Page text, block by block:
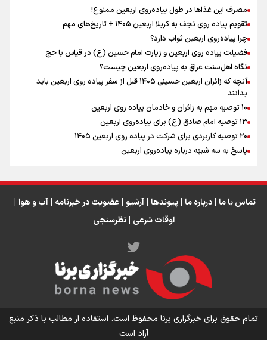
رابطه کارگر و کارفرما در اندیشه رهبر شهید: از تضاد به
زوجیت
اینفو برنا / جدول کامل فاصله مرز شلمچه تا شهرهای زیارتی
عراق
اینفو برنا/ میزان مالیات بر ارزش افزوده چقدر است؟
مصرف این غذاها در طول پیاده‌روی اربعین ممنوع!
تقویم پیاده روی نجف به کربلا اربعین ۱۴۰۵ + تاریخ‌های مهم
چرا پیاده‌روی اربعین ثواب دارد؟
فضیلت پیاده روی اربعین و زیارت امام حسین (ع) در قیاس با حج
نگاه اهل‌سنت عراق به پیاده‌روی اربعین چیست؟
آنچه که زائران اربعین حسینی ۱۴۰۵ قبل از سفر پیاده روی اربعین باید
بدانند
۱۰ توصیه مهم به زائران و خادمان پیاده روی اربعین
۱۳ توصیه امام صادق (ع) برای پیاده‌روی اربعین
۲۰ توصیه کاربردی برای شرکت در پیاده روی اربعین ۱۴۰۵
پاسخ به سه‌ شبهه درباره پیاده‌روی اربعین
تماس با ما | درباره ما | پیوندها | آرشیو | عضویت در خبرنامه | آب و هوا |
اوقات شرعی | نظرسنجی
تمام حقوق برای خبرگزاری برنا محفوظ است. استفاده از مطالب با ذکر منبع
آزاد است